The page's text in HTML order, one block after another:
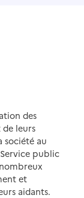
des
leurs
société au
public
et
aidants.